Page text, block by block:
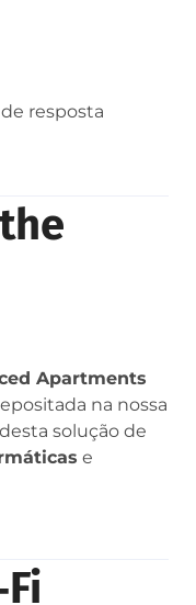
resposta
Apartments
na nossa
solução de
e